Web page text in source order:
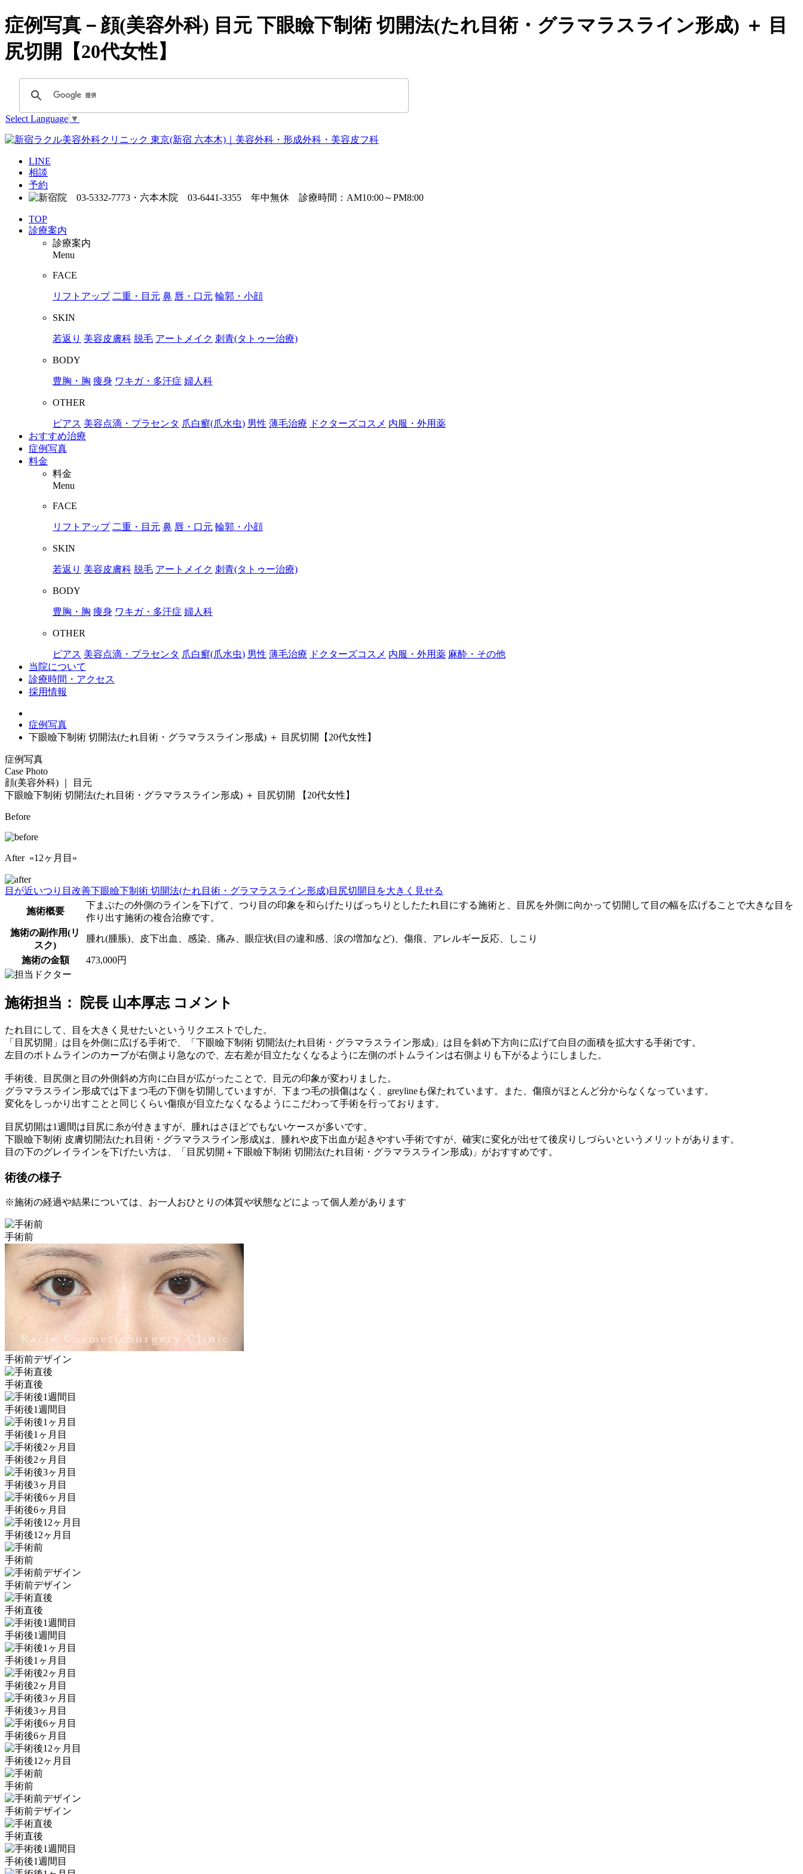
症例写真－顔(美容外科) 目元 下眼瞼下制術 切開法(たれ目術・グラマラスライン形成) ＋ 目
尻切開【20代女性】
Select Language ▼
LINE
相談
予約
TOP
診療案内
診療案内
Menu
FACE
リフトアップ 二重・目元 鼻 唇・口元 輪郭・小顔
SKIN
若返り 美容皮膚科 脱毛 アートメイク 刺青(タトゥー治療)
BODY
豊胸・胸 痩身 ワキガ・多汗症 婦人科
OTHER
ピアス 美容点滴・プラセンタ 爪白癬(爪水虫) 男性 薄毛治療 ドクターズコスメ 内服・外用薬
おすすめ治療
症例写真
料金
料金
Menu
FACE
リフトアップ 二重・目元 鼻 唇・口元 輪郭・小顔
SKIN
若返り 美容皮膚科 脱毛 アートメイク 刺青(タトゥー治療)
BODY
豊胸・胸 痩身 ワキガ・多汗症 婦人科
OTHER
ピアス 美容点滴・プラセンタ 爪白癬(爪水虫) 男性 薄毛治療 ドクターズコスメ 内服・外用薬 麻酔・その他
当院について
診療時間・アクセス
採用情報
症例写真
下眼瞼下制術 切開法(たれ目術・グラマラスライン形成) ＋ 目尻切開【20代女性】
症例写真
Case Photo
顔(美容外科) ｜ 目元
下眼瞼下制術 切開法(たれ目術・グラマラスライン形成) ＋ 目尻切開
【20代女性】
Before
After «12ヶ月目»
目が近いつり目改善下眼瞼下制術 切開法(たれ目術・グラマラスライン形成)目尻切開 目を大きく見せる
施術概要
下まぶたの外側のラインを下げて、つり目の印象を和らげたりぱっちりとしたたれ目にする施術と、目尻を外側に向かって切開して目の幅を広げることで大きな目を
作り出す施術の複合治療です。
施術の副作用(リ
スク)
腫れ(腫脹)、皮下出血、感染、痛み、眼症状(目の違和感、涙の増加など)、傷痕、アレルギー反応、しこり
施術の金額 473,000円
施術担当： 院長 山本厚志 コメント
たれ目にして、目を大きく見せたいというリクエストでした。
「目尻切開」は目を外側に広げる手術で、「下眼瞼下制術 切開法(たれ目術・グラマラスライン形成)」は目を斜め下方向に広げて白目の面積を拡大する手術です。
左目のボトムラインのカーブが右側より急なので、左右差が目立たなくなるように左側のボトムラインは右側よりも下がるようにしました。
手術後、目尻側と目の外側斜め方向に白目が広がったことで、目元の印象が変わりました。
グラマラスライン形成では下まつ毛の下側を切開していますが、下まつ毛の損傷はなく、greylineも保たれています。また、傷痕がほとんど分からなくなっています。
変化をしっかり出すことと同じくらい傷痕が目立たなくなるようにこだわって手術を行っております。
目尻切開は1週間は目尻に糸が付きますが、腫れはさほどでもないケースが多いです。
下眼瞼下制術 皮膚切開法(たれ目術・グラマラスライン形成)は、腫れや皮下出血が起きやすい手術ですが、確実に変化が出せて後戻りしづらいというメリットがあります。
目の下のグレイラインを下げたい方は、「目尻切開＋下眼瞼下制術 切開法(たれ目術・グラマラスライン形成)」がおすすめです。
術後の様子
※施術の経過や結果については、お一人おひとりの体質や状態などによって個人差があります
手術前
手術前デザイン
手術直後
手術後1週間目
手術後1ヶ月目
手術後2ヶ月目
手術後3ヶ月目
手術後6ヶ月目
手術後12ヶ月目
手術前
手術前デザイン
手術直後
手術後1週間目
手術後1ヶ月目
手術後2ヶ月目
手術後3ヶ月目
手術後6ヶ月目
手術後12ヶ月目
手術前
手術前デザイン
手術直後
手術後1週間目